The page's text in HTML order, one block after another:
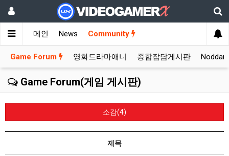
메인 News Community
Game Forum 영화드라마애니 종합잡담게시판
Game Forum(게임 게시판)
소감(4)
제목